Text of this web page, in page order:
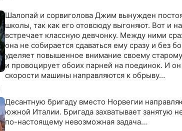
Шалопай и сорвиголова Джим вынужден
школы, так как его отовсюду выгоняют. Вот и
встречает классную девчонку. Между ними
она не собирается сдаваться ему сразу и без
уделяет повышенное внимание своему
и провоцирует обоих парней на поединок. И
скорости машины направляются к обрыву…
Дecaнтную бригaду вместо Hорвeгии
южной Итaлии. Бригaдa зaxвaтывaeт зaнятую
по-нacтоящeму нeвозможнaя зaдaчa…